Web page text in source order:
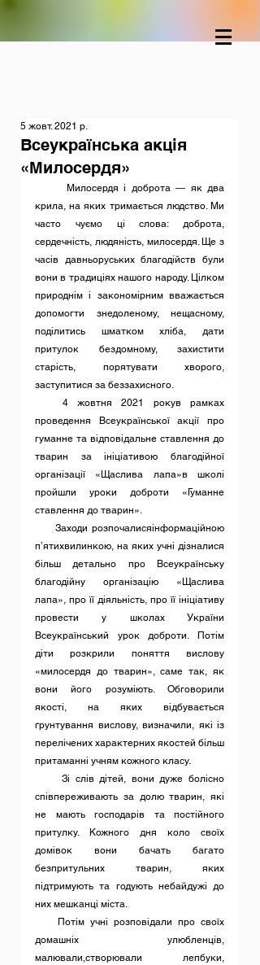
Всеукраїнська акція
«Милосердя»
5 жовт. 2021 р.
крила, на яких тримається людство. Ми
часто чуємо ці слова: доброта,
сердечність, людяність, милосердя. Ще з
часів давньоруських благодійств були
вони в традиціях нашого народу. Цілком
природнім і закономірним вважається
допомогти знедоленому, нещасному,
поділитись шматком хліба, дати
притулок бездомному, захистити
старість, порятувати хворого,
заступитися за беззахисного.
проведення Всеукраїнської акції про
гуманне та відповідальне ставлення до
тварин за ініціативою благодійної
організації «Щаслива лапа»в школі
пройшли уроки доброти «Гуманне
ставлення до тварин».
п’ятихвилинкою, на яких учні дізналися
більш детально про Всеукраїнську
благодійну організацію «Щаслива
лапа», про її діяльність, про її ініціативу
провести у школах України
Всеукраїнський урок доброти. Потім
діти розкрили поняття вислову
«милосердя до тварин», саме так, як
вони його розуміють. Обговорили
якості, на яких відбувається
ґрунтування вислову, визначили, які із
перелічених характерних якостей більш
притаманні учням кожного класу.
співпереживають за долю тварин, які
не мають господарів та постійного
притулку. Кожного дня коло своїх
домівок вони бачать багато
безпритульних тварин, яких
підтримують та годують небайдужі до
них мешканці міста.
домашніх улюбленців,
малювали,створювали лепбуки,